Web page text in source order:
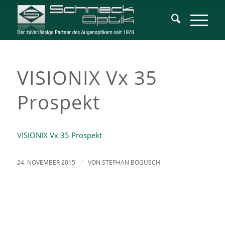
VISIONIX Vx 35
Prospekt
VISIONIX Vx 35 Prospekt
24. NOVEMBER 2015 / VON STEPHAN BOGUSCH